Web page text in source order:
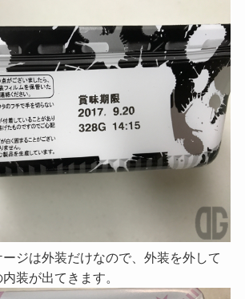
ジは外装だけなので、外装を外して
装が出てきます。